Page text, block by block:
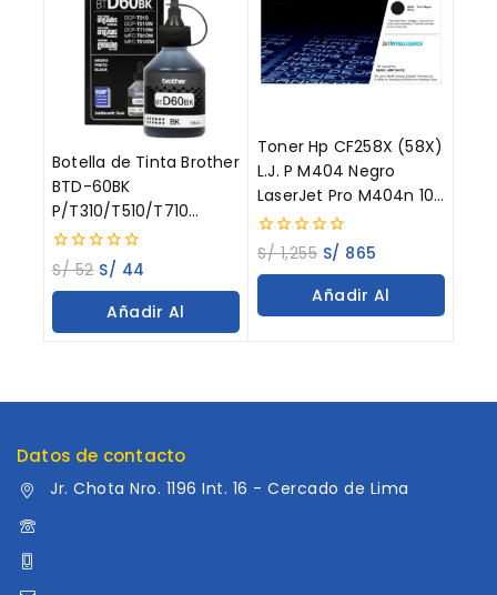
Botella de Tinta Brother
BTD-60BK
P/T310/T510/T710
Negro 108ML
0
out
of
S/52 S/ 44
Añadir Al
Toner Hp CF258X (58X)
L.J. P M404 Negro
LaserJet Pro M404n 10K
Paginas
0
out
of
S/1,255 S/ 865
Añadir Al
Datos de contacto
Jr. Chota Nro. 1196 Int. 16 - Cercado de Lima